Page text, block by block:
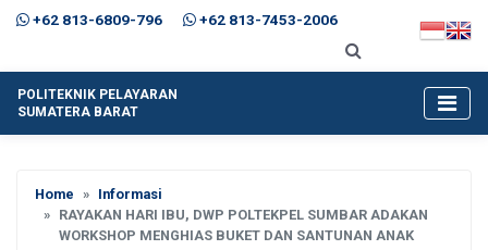
+62 813-6809-796 +62 813-7453-2006
POLITEKNIK PELAYARAN
SUMATERA BARAT
Home
Informasi
RAYAKAN HARI IBU, DWP POLTEKPEL SUMBAR ADAKAN
WORKSHOP MENGHIAS BUKET DAN SANTUNAN ANAK